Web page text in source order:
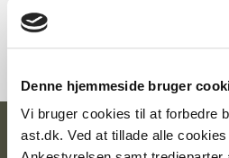
Denne hjemmeside bruger
Vi bruger cookies til at forbedre
ast.dk. Ved at tillade alle
Download PDF
Ankestyrelsen